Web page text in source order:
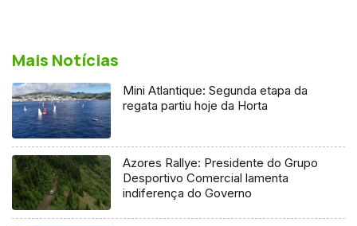
Mais Notícias
Mini Atlantique: Segunda etapa da
regata partiu hoje da Horta
Azores Rallye: Presidente do Grupo
Desportivo Comercial lamenta
indiferença do Governo